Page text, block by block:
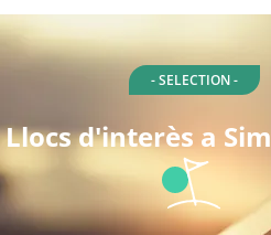
- SELECTION -
Llocs d'interès a